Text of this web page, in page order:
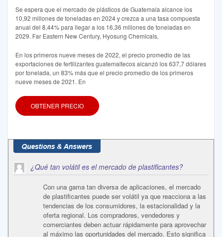
Se espera que el mercado de plásticos de Guatemala alcance los
10,92 millones de toneladas en 2024 y crezca a una tasa compuesta
anual del 8,44% para llegar a los 16,36 millones de toneladas en
2029. Far Eastern New Century, Hyosung Chemicals,
En los primeros nueve meses de 2022, el precio promedio de las
exportaciones de fertilizantes guatemaltecos alcanzó los 637,7 dólares
por tonelada, un 83% más que el precio promedio de los primeros
nueve meses de 2021. En
OBTENER PRECIO
¿Qué tan volátil es el mercado de plastificantes?
Con una gama tan diversa de aplicaciones, el mercado
de plastificantes puede ser volátil ya que reacciona a las
tendencias de los consumidores, la estacionalidad y la
oferta regional. Los compradores, vendedores y
comerciantes deben actuar rápidamente para aprovechar
al máximo las oportunidades del mercado. Esto significa